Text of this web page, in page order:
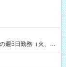
週5日勤務（火、水
有り！） ・ワンシ